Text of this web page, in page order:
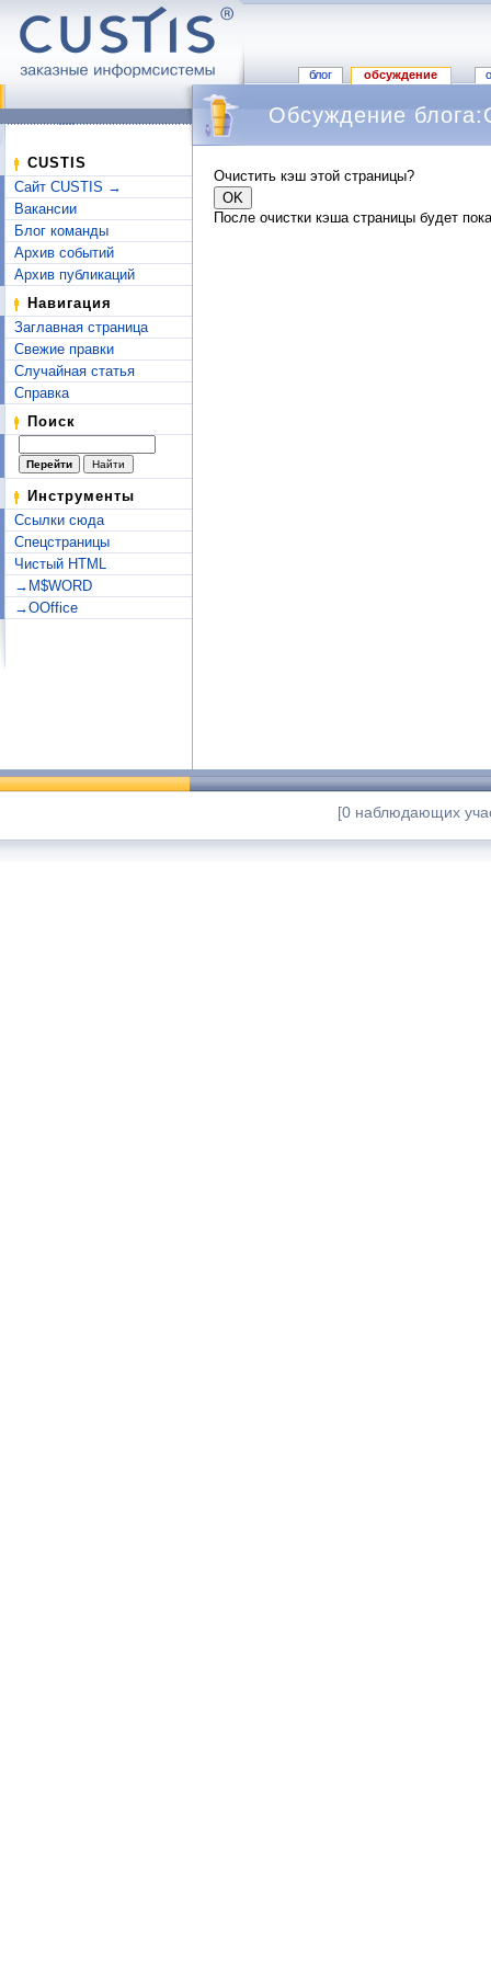
блог обсуждение
CUSTIS
Сайт CUSTIS →
Вакансии
Блог команды
Архив событий
Архив публикаций
Навигация
Заглавная страница
Свежие правки
Случайная статья
Справка
Поиск
Инструменты
Ссылки сюда
Спецстраницы
Чистый HTML
→M$WORD
→OOffice
Обсуждение
Очистить кэш этой страницы?
После очистки кэша страницы будет
[0 наблюдающих